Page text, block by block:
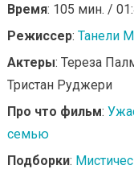
Время: 105 мин. /
Режиссер: Танели
Актеры: Тереза
Тристан Руджери
Про что фильм:
семью
Подборки: